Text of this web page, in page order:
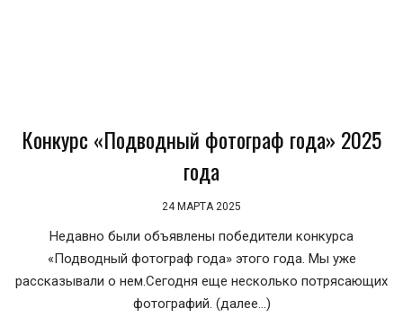
Конкурс «Подводный фотограф года» 2025
года
24 МАРТА 2025
Недавно были объявлены победители конкурса
«Подводный фотограф года» этого года. Мы уже
рассказывали о нем.Сегодня еще несколько потрясающих
фотографий. (далее…)